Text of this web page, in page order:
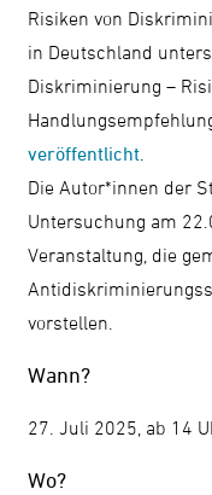
Risiken von
in Deutschland
Diskriminierung –
veröffentlicht
Die Autor*innen der
Untersuchung am
Veranstaltung, die
vorstellen.
Wann?
27. Juli 2025, ab 14
Wo?